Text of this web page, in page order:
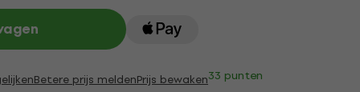
Betere prijs meldenPrijs bewaken33 punten